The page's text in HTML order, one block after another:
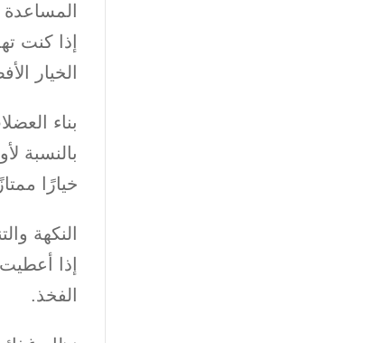
إذا كنت
الخيار
بناء
بالنسبة
خيارًا
النكهة
إذا
الفخذ.